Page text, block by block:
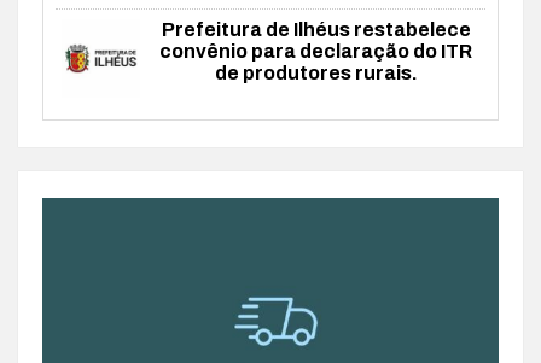
Prefeitura de Ilhéus restabelece
convênio para declaração do ITR
de produtores rurais.